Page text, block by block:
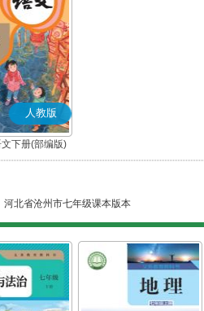
人教版
下册(部编版)
河北省沧州市七年级课本版本